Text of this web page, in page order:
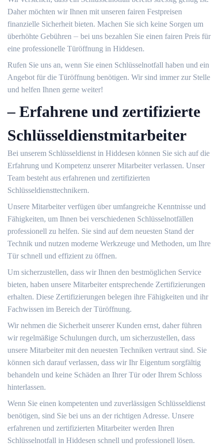
Daher möchten wir Ihnen mit unseren fairen Festpreisen
finanzielle Sicherheit bieten.​ Machen Sie sich keine Sorgen um
überhöhte Gebühren ⏤ bei uns bezahlen Sie einen fairen Preis für
eine professionelle Türöffnung in Hiddesen.​
Rufen Sie uns an, wenn Sie einen Schlüsselnotfall haben und ein
Angebot für die Türöffnung benötigen.​ Wir sind immer zur Stelle
und helfen Ihnen gerne weiter!​
– Erfahrene und zertifizierte
Schlüsseldienstmitarbeiter
Bei unserem Schlüsseldienst in Hiddesen können Sie sich auf die
Erfahrung und Kompetenz unserer Mitarbeiter verlassen. Unser
Team besteht aus erfahrenen und zertifizierten
Schlüsseldiensttechnikern.​
Unsere Mitarbeiter verfügen über umfangreiche Kenntnisse und
Fähigkeiten, um Ihnen bei verschiedenen Schlüsselnotfällen
professionell zu helfen. Sie sind auf dem neuesten Stand der
Technik und nutzen moderne Werkzeuge und Methoden, um Ihre
Tür schnell und effizient zu öffnen.​
Um sicherzustellen, dass wir Ihnen den bestmöglichen Service
bieten, haben unsere Mitarbeiter entsprechende Zertifizierungen
erhalten.​ Diese Zertifizierungen belegen ihre Fähigkeiten und ihr
Fachwissen im Bereich der Türöffnung.​
Wir nehmen die Sicherheit unserer Kunden ernst, daher führen
wir regelmäßige Schulungen durch, um sicherzustellen, dass
unsere Mitarbeiter mit den neuesten Techniken vertraut sind.​ Sie
können sich darauf verlassen, dass wir Ihr Eigentum sorgfältig
behandeln und keine Schäden an Ihrer Tür oder Ihrem Schloss
hinterlassen.​
Wenn Sie einen kompetenten und zuverlässigen Schlüsseldienst
benötigen, sind Sie bei uns an der richtigen Adresse.​ Unsere
erfahrenen und zertifizierten Mitarbeiter werden Ihren
Schlüsselnotfall in Hiddesen schnell und professionell lösen.​